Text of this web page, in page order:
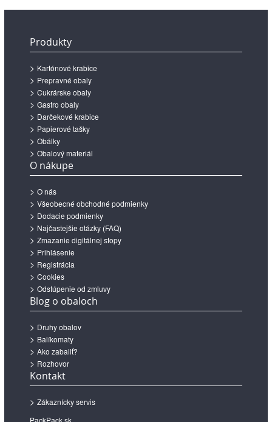
Produkty
Kartónové krabice
Prepravné obaly
Cukrárske obaly
Gastro obaly
Darčekové krabice
Papierové tašky
Obálky
Obalový materiál
O nákupe
O nás
Všeobecné obchodné podmienky
Dodacie podmienky
Najčastejšie otázky (FAQ)
Zmazanie digitálnej stopy
Prihlásenie
Registrácia
Cookies
Odstúpenie od zmluvy
Blog o obaloch
Druhy obalov
Balíkomaty
Ako zabaliť?
Rozhovor
Kontakt
Zákaznícky servis